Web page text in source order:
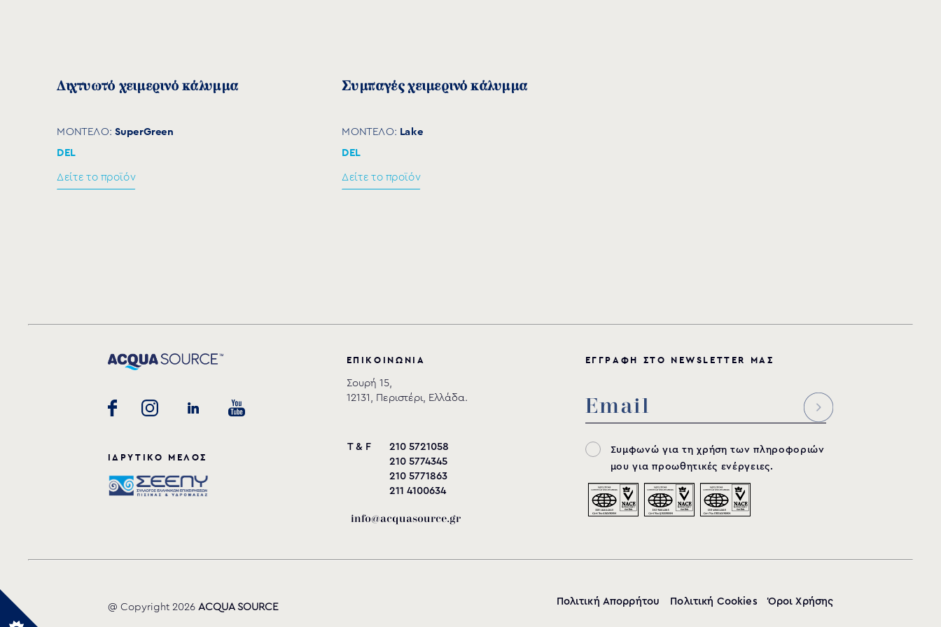
Διχτυωτό χειμερινό κάλυμμα
ΜΟΝΤΕΛΟ: SuperGreen
DEL
Δείτε το προϊόν
Συμπαγές χειμερινό κάλυμμα
ΜΟΝΤΕΛΟ: Lake
DEL
Δείτε το προϊόν
ΙΔΡΥΤΙΚΟ ΜΕΛΟΣ
ΕΠ Ι ΚΟ Ι ΝΩ ΝΙ Α
Σουρή 15,
12131, Περιστέρι, Ελλάδα.
T & F
210 5721058
210 5774345
210 5771863
211 4100634
info@acquasource.gr
ΕΓ ΓΡΑΦΗ ΣΤΟ N EWSL ETT ER ΜΑΣ
Συμφωνώ για τη χρήση των πληροφοριών
μου για προωθητικές ενέργειες.
Πολιτική Απορρήτου Πολιτική Cookies Όροι Χρήσης
@ Copyright 2026 ACQUA SOURCE